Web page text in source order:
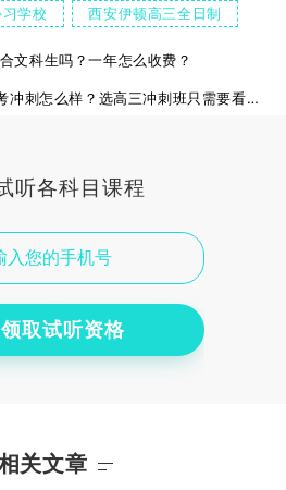
学校 西安伊顿高三全日制
文科生吗？一年怎么收费？
西安秦学伊顿高考冲刺怎么样？选高三冲刺班只需要看这三点
听各科目课程
取试听资格
关文章